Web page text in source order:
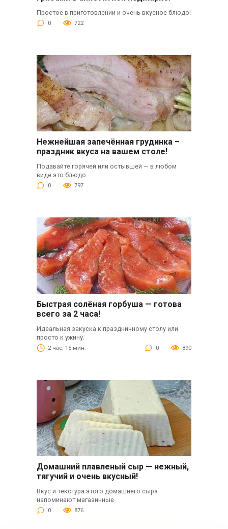
Простое в приготовлении и очень вкусное блюдо!
0 722
Нежнейшая запечённая грудинка –
праздник вкуса на вашем столе!
Подавайте горячей или остывшей — в любом
виде это блюдо
0 797
Быстрая солёная горбуша — готова
всего за 2 часа!
Идеальная закуска к праздничному столу или
просто к ужину.
2 час. 15 мин. 0 890
Домашний плавленый сыр — нежный,
тягучий и очень вкусный!
Вкус и текстура этого домашнего сыра
напоминают магазинные
0 876